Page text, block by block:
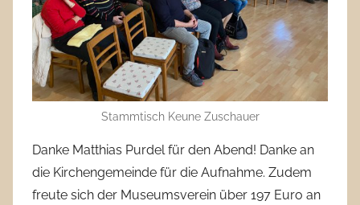
Stammtisch Keune Zuschauer
Danke Matthias Purdel für den Abend! Danke an
die Kirchengemeinde für die Aufnahme. Zudem
freute sich der Museumsverein über 197 Euro an